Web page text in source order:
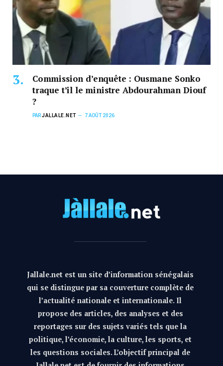
Commission d’enquête : Ousmane Sonko
traque t’il le ministre Abdourahman Diouf
?
PARJALLALE.NET 7 AOÛT 2026
Jallale.net est un site d’information sénégalais
qui se distingue par sa couverture complète de
l’actualité nationale et internationale. Il
propose des articles, des analyses et des
reportages sur des sujets variés tels que la
politique, l’économie, la culture, les sports, et
les questions sociales. L’objectif principal de